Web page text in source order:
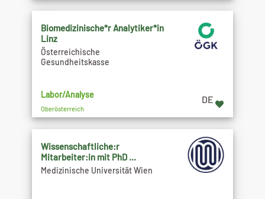
Biomedizinische*r Analytiker*in
Linz
Österreichische
Gesundheitskasse
Labor/Analyse
Oberösterreich
DE
Wissenschaftliche:r
Mitarbeiter:in mit PhD ...
Medizinische Universität Wien